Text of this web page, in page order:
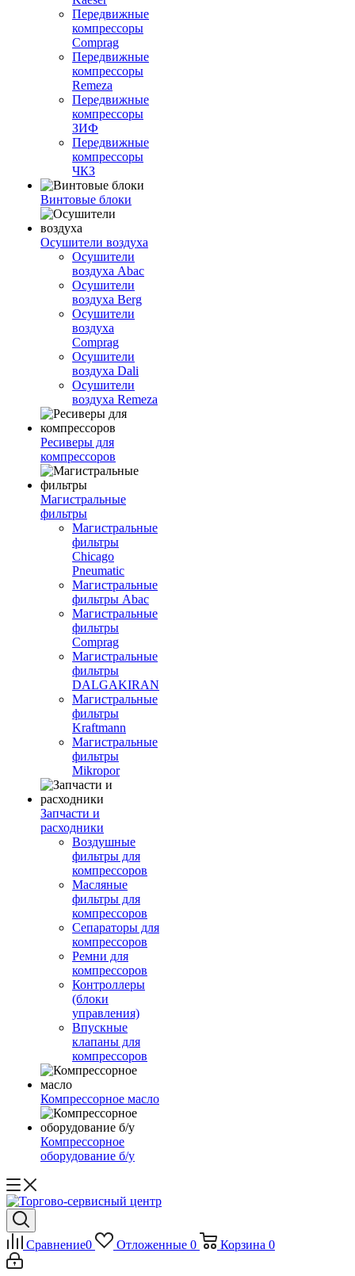
Передвижные
компрессоры
Comprag
Передвижные
компрессоры
Remeza
Передвижные
компрессоры
ЗИФ
Передвижные
компрессоры
ЧКЗ
Винтовые блоки
Осушители воздуха
Осушители
воздуха Abac
Осушители
воздуха Berg
Осушители
воздуха
Comprag
Осушители
воздуха Dali
Осушители
воздуха Remeza
Ресиверы для
компрессоров
Магистральные
фильтры
Магистральные
фильтры
Chicago
Pneumatic
Магистральные
фильтры Abac
Магистральные
фильтры
Comprag
Магистральные
фильтры
DALGAKIRAN
Магистральные
фильтры
Kraftmann
Магистральные
фильтры
Mikropor
Запчасти и
расходники
Воздушные
фильтры для
компрессоров
Масляные
фильтры для
компрессоров
Сепараторы для
компрессоров
Ремни для
компрессоров
Контроллеры
(блоки
управления)
Впускные
клапаны для
компрессоров
Компрессорное масло
Компрессорное
оборудование б/у
Сравнение0 Отложенные 0 Корзина 0